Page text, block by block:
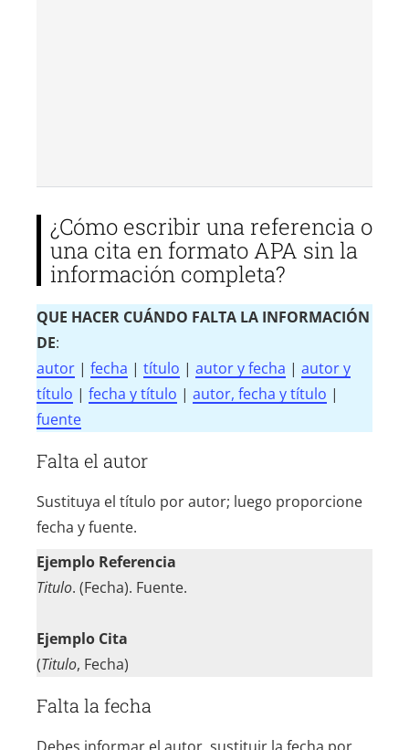
¿Cómo escribir una referencia o
una cita en formato APA sin la
información completa?
QUE HACER CUÁNDO FALTA LA INFORMACIÓN
DE:
autor | fecha | título | autor y fecha | autor y
título | fecha y título | autor, fecha y título |
fuente
Falta el autor
Sustituya el título por autor; luego proporcione
fecha y fuente.
Ejemplo Referencia
Titulo. (Fecha). Fuente.
Ejemplo Cita
(Titulo, Fecha)
Falta la fecha